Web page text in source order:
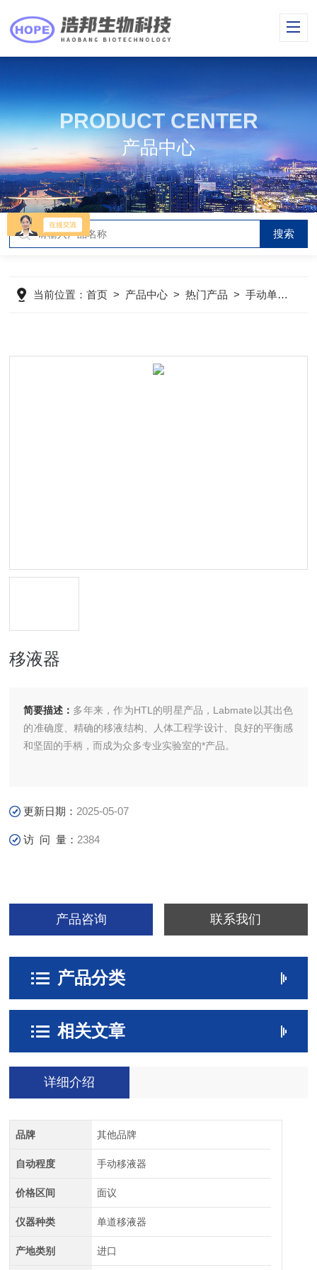
PRODUCT CENTER
产品中心
当前位置：首页 > 产品中心 >热门产品 >手动单道移液器
移液器
简要描述： 多年来，作为HTL的明星产品，Labmate以其出色
的准确度、精确的移液结构、人体工程学设计、良好的平衡感
和坚固的手柄，而成为众多专业实验室的*产品。
更新日期： 2025-05-07
访 问 量： 2384
产品咨询 联系我们
产品分类
相关文章
详细介绍
品牌 其他品牌
自动程度 手动移液器
价格区间 面议
仪器种类 单道移液器
产地类别 进口